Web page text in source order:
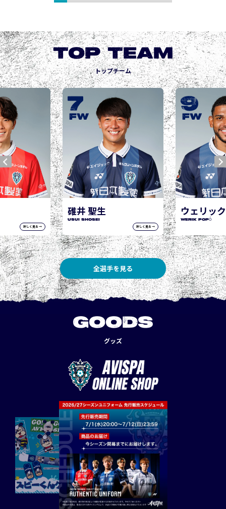
TOP TEAM
トップチーム
詳しく見る →
ウェリック ポポ
WERIK POPÓ
詳しく見る →
9
FW
城後 寿
JOGO Hisashi
10
FW
全選手を見る
GOODS
グッズ